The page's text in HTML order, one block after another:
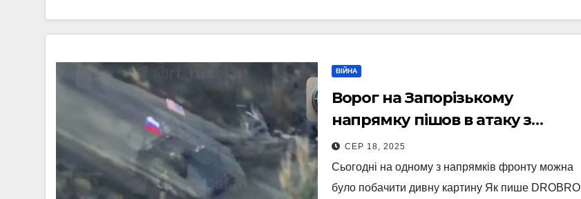
ВІЙНА
Ворог на Запорізькому
напрямку пішов в атаку з
американським прапором
(Відео)
СЕР 18, 2025
Сьогодні на одному з напрямків фронту можна
було побачити дивну картину Як пише DROBRO